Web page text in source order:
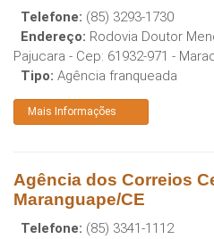
Telefone: (85) 3293-1730
Endereço: Rodovia Doutor
Pajucara - Cep: 61932-971 -
Tipo: Agência franqueada
Mais Informações
Agência dos Correios
Maranguape/CE
Telefone: (85) 3341-1112